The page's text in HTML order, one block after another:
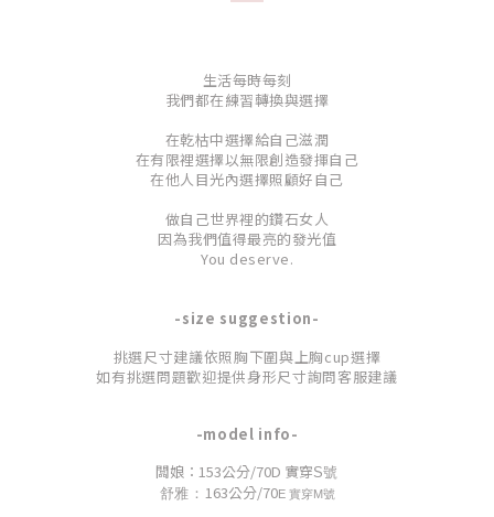
生活每時每刻
我們都在練習轉換與選擇
在乾枯中選擇給自己滋潤
在有限裡選擇以無限創造發揮自己
在他人目光內選擇照顧好自己
做自己世界裡的鑽石女人
因為我們值得最亮的發光值
You deserve.
-size suggestion-
挑選尺寸建議依照胸下圍與上胸cup選擇
如有挑選問題歡迎提供身形尺寸詢問客服建議
-model info-
闆娘：153公分/70D 實穿S號
舒雅： 163公分/70E 實穿M號